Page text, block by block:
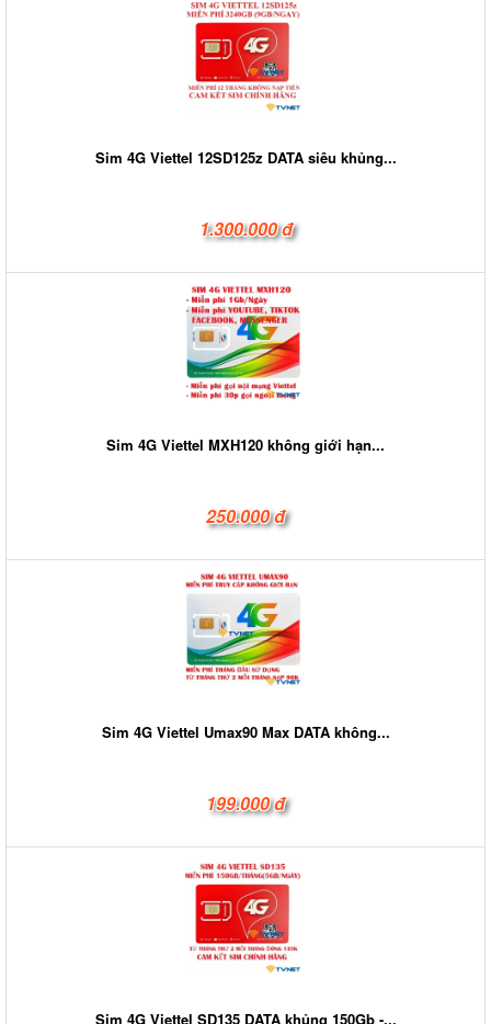
Sim 4G Viettel 12SD125z DATA siêu khủng...
1.300.000 đ
Sim 4G Viettel MXH120 không giới hạn...
250.000 đ
Sim 4G Viettel Umax90 Max DATA không...
199.000 đ
Sim 4G Viettel SD135 DATA khủng 150Gb -...